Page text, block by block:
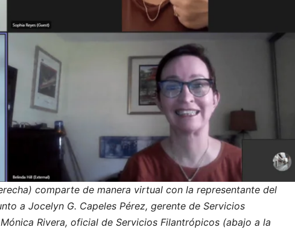
comparte de manera virtual con la representante del
a Jocelyn G. Capeles Pérez, gerente de Servicios
Rivera, oficial de Servicios Filantrópicos (abajo a la